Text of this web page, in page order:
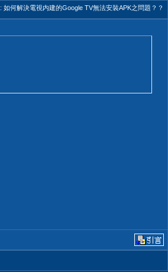
: 如何解決電視内建的Google TV無法安裝APK之問題？？